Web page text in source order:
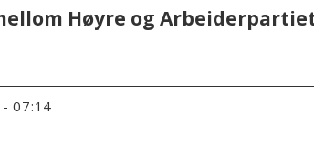
Høyre og
- 07:14